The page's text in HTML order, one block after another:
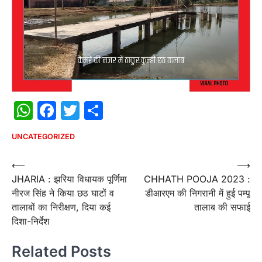
WhatsApp
Facebook
Twitter
UNCATEGORIZED
Post
navigation
⟵
JHARIA : झरिया विधायक पूर्णिमा
नीरज सिंह ने किया छठ घाटों व
तालाबों का निरीक्षण, दिया कई
दिशा-निर्देश
CHHATH POOJA 2023 :
डीआरएम की निगरानी में हुई पम्पू
तालाब की सफाई
⟶
Related Posts